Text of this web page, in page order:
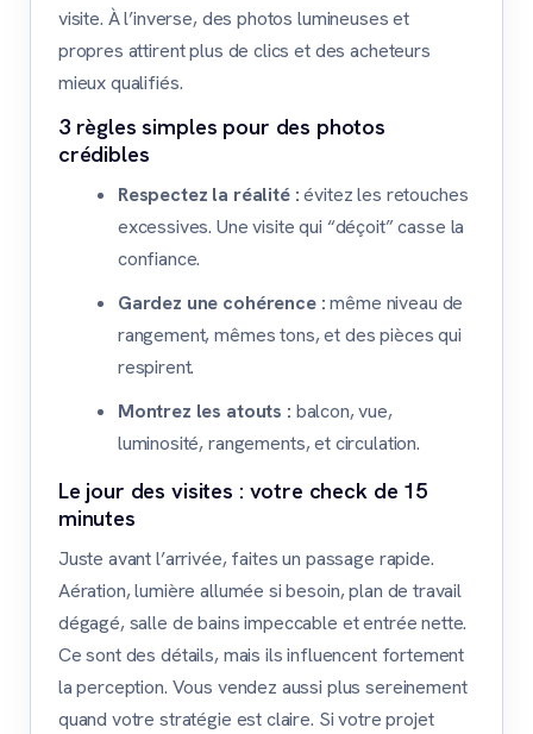
visite. À l’inverse, des photos lumineuses et
propres attirent plus de clics et des acheteurs
mieux qualifiés.
3 règles simples pour des photos
crédibles
Respectez la réalité :évitez les retouches
excessives. Une visite qui “déçoit” casse la
confiance.
Gardez une cohérence :même niveau de
rangement, mêmes tons, et des pièces qui
respirent.
Montrez les atouts : balcon, vue,
luminosité, rangements, et circulation.
Le jour des visites : votre check de 15
minutes
Juste avant l’arrivée, faites un passage rapide.
Aération, lumière allumée si besoin, plan de travail
dégagé, salle de bains impeccable et entrée nette.
Ce sont des détails, mais ils influencent fortement
la perception. Vous vendez aussi plus sereinement
quand votre stratégie est claire. Si votre projet